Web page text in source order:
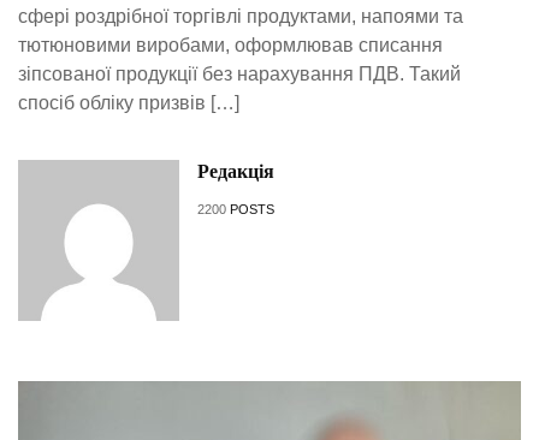
сфері роздрібної торгівлі продуктами, напоями та
тютюновими виробами, оформлював списання
зіпсованої продукції без нарахування ПДВ. Такий
спосіб обліку призвів […]
Редакція
2200 POSTS